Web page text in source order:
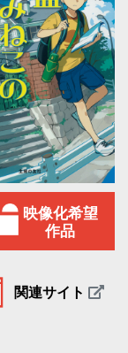
映像化希望
作品
関連サイト